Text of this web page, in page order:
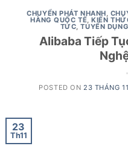
CHUYỂN PHÁT NHANH,
HÀNG QUỐC TẾ,KIẾN
TỨC,TUYỂN DỤNG
Alibaba Tiếp
POSTED ON 23 THÁNG
23
Th11